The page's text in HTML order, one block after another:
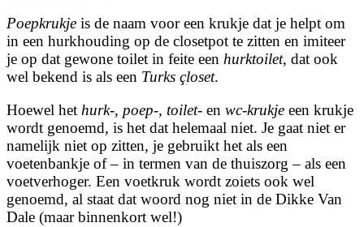
Poepkrukje is de naam voor een krukje dat je helpt om
in een hurkhouding op de closetpot te zitten en imiteer
je op dat gewone toilet in feite een hurktoilet, dat ook
wel bekend is als een Turks çloset.
Hoewel het hurk-, poep-, toilet- en wc-krukje een krukje
wordt genoemd, is het dat helemaal niet. Je gaat niet er
namelijk niet op zitten, je gebruikt het als een
voetenbankje of – in termen van de thuiszorg – als een
voetverhoger. Een voetkruk wordt zoiets ook wel
genoemd, al staat dat woord nog niet in de Dikke Van
Dale (maar binnenkort wel!)